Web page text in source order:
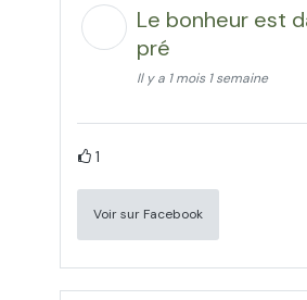
Le bonheur est
pré
Il y a 1 mois 1 semaine
1
Voir sur Facebook